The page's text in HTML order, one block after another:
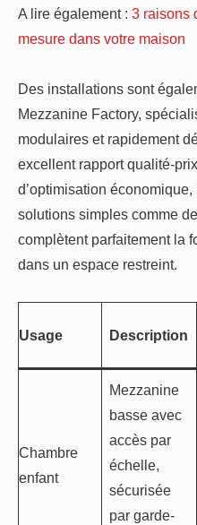
A lire également : 3 raisons
mesure dans votre maison
Des installations sont
Mezzanine Factory,
modulaires et rapidement
excellent rapport qualité-
d’optimisation
solutions simples comme
complètent parfaitement la
dans un espace restreint.
Usage Description
Chambre
enfant
Mezzanine
basse avec
accès par
échelle,
sécurisée
par garde-